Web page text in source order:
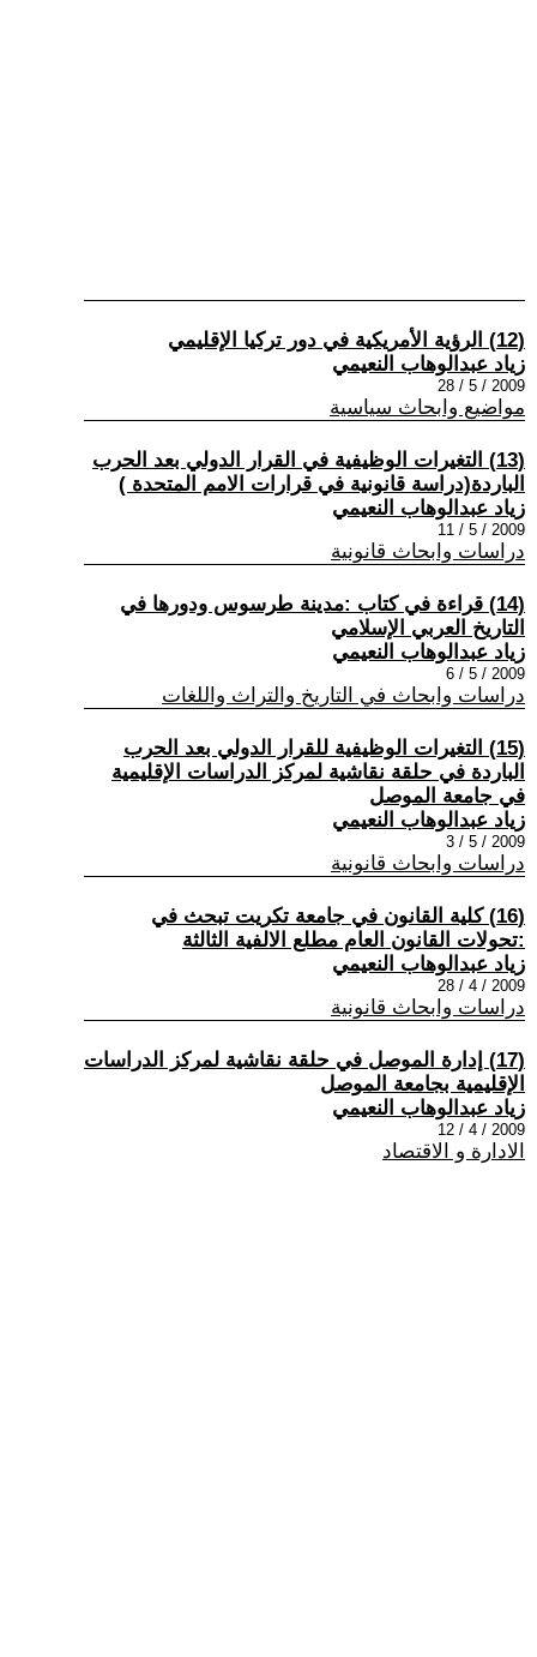
(12) الرؤية الأمريكية في دور تركيا الإقليمي
زياد عبدالوهاب النعيمي
2009 / 5 / 28
مواضيع وابحاث سياسية
(13) التغيرات الوظيفية في القرار الدولي بعد الحرب
الباردة(دراسة قانونية في قرارات الامم المتحدة )
زياد عبدالوهاب النعيمي
2009 / 5 / 11
دراسات وابحاث قانونية
(14) قراءة في كتاب :مدينة طرسوس ودورها في
التاريخ العربي الإسلامي
زياد عبدالوهاب النعيمي
2009 / 5 / 6
دراسات وابحاث في التاريخ والتراث واللغات
(15) التغيرات الوظيفية للقرار الدولي بعد الحرب
الباردة في حلقة نقاشية لمركز الدراسات الإقليمية
في جامعة الموصل
زياد عبدالوهاب النعيمي
2009 / 5 / 3
دراسات وابحاث قانونية
(16) كلية القانون في جامعة تكريت تبحث في
:تحولات القانون العام مطلع الالفية الثالثة
زياد عبدالوهاب النعيمي
2009 / 4 / 28
دراسات وابحاث قانونية
(17) إدارة الموصل في حلقة نقاشية لمركز الدراسات
الإقليمية بجامعة الموصل
زياد عبدالوهاب النعيمي
2009 / 4 / 12
الادارة و الاقتصاد